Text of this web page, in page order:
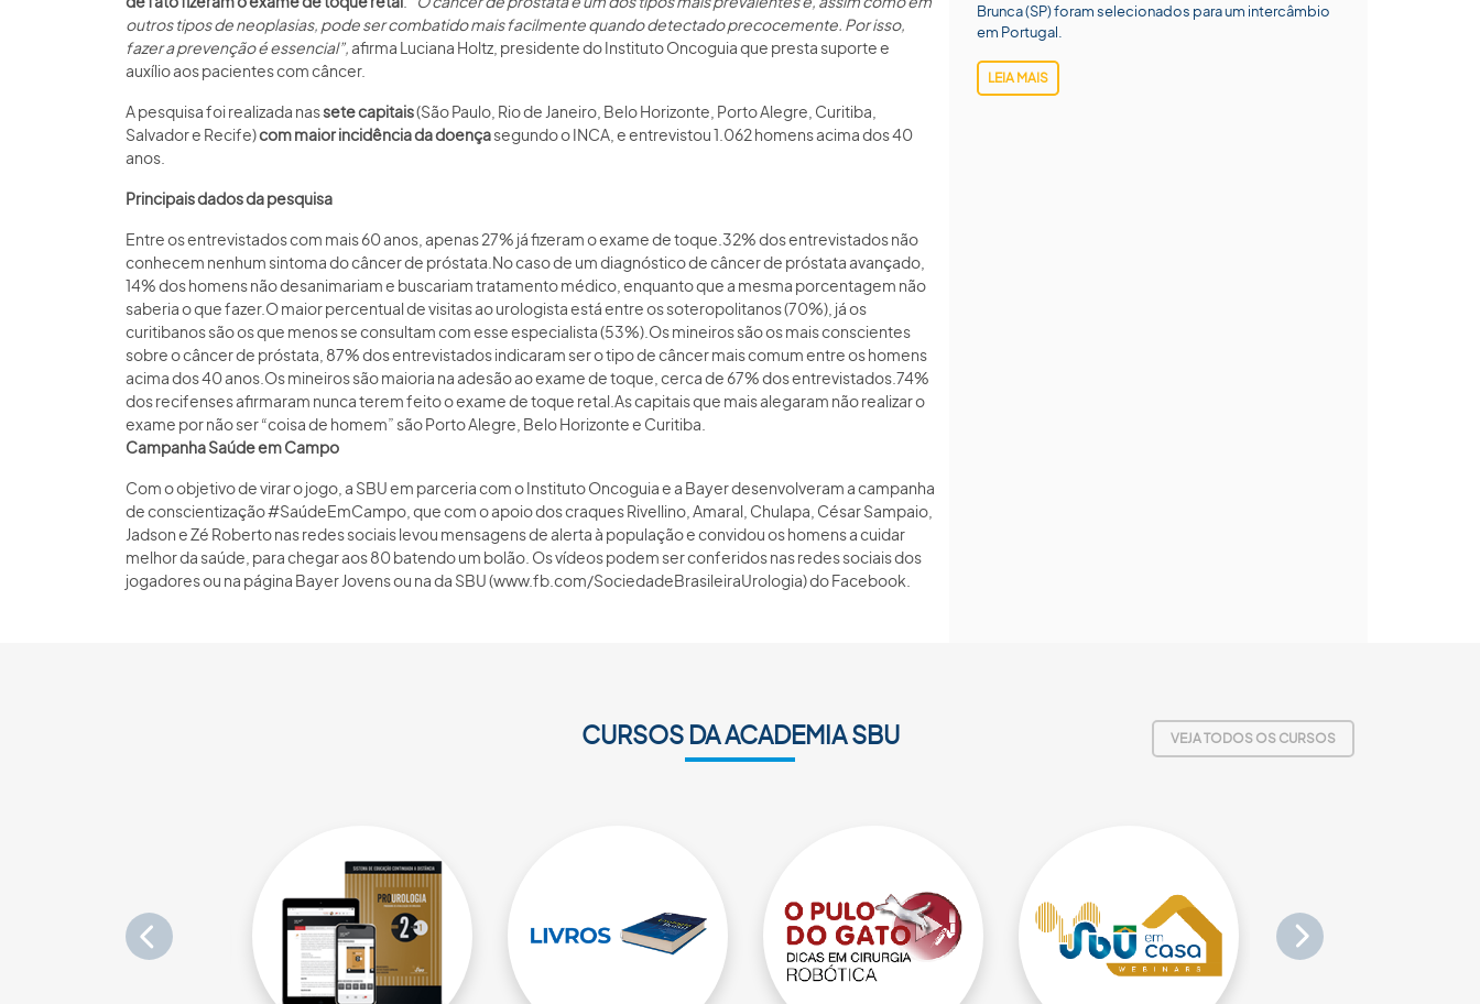
outros tipos de neoplasias, pode ser combatido mais facilmente quando detectado precocemente. Por isso,
fazer a prevenção é essencial”,afirma Luciana Holtz, presidente do Instituto Oncoguia que presta suporte e
auxílio aos pacientes com câncer.
A pesquisa foi realizada nassete capitais(São Paulo, Rio de Janeiro, Belo Horizonte, Porto Alegre, Curitiba,
Salvador e Recife)com maior incidência da doençasegundo o INCA, e entrevistou 1.062 homens acima dos 40
anos.
Principais dados da pesquisa
Entre os entrevistados com mais 60 anos, apenas 27% já fizeram o exame de toque.32% dos entrevistados não
conhecem nenhum sintoma do câncer de próstata.No caso de um diagnóstico de câncer de próstata avançado,
14% dos homens não desanimariam e buscariam tratamento médico, enquanto que a mesma porcentagem não
saberia o que fazer.O maior percentual de visitas ao urologista está entre os soteropolitanos (70%), já os
curitibanos são os que menos se consultam com esse especialista (53%).Os mineiros são os mais conscientes
sobre o câncer de próstata, 87% dos entrevistados indicaram ser o tipo de câncer mais comum entre os homens
acima dos 40 anos.Os mineiros são maioria na adesão ao exame de toque, cerca de 67% dos entrevistados.74%
dos recifenses afirmaram nunca terem feito o exame de toque retal.As capitais que mais alegaram não realizar o
exame por não ser “coisa de homem” são Porto Alegre, Belo Horizonte e Curitiba.
Campanha Saúde em Campo
Com o objetivo de virar o jogo, a SBU em parceria com o Instituto Oncoguia e a Bayer desenvolveram a campanha
de conscientização #SaúdeEmCampo, que com o apoio dos craques Rivellino, Amaral, Chulapa, César Sampaio,
Jadson e Zé Roberto nas redes sociais levou mensagens de alerta à população e convidou os homens a cuidar
melhor da saúde, para chegar aos 80 batendo um bolão. Os vídeos podem ser conferidos nas redes sociais dos
jogadores ou na página Bayer Jovens ou na da SBU (www.fb.com/SociedadeBrasileiraUrologia) do Facebook.
Brunca (SP) foram selecionados para um intercâmbio
em Portugal.
LEIA MAIS
CURSOS DA ACADEMIA SBU VEJA TODOS OS CURSOS